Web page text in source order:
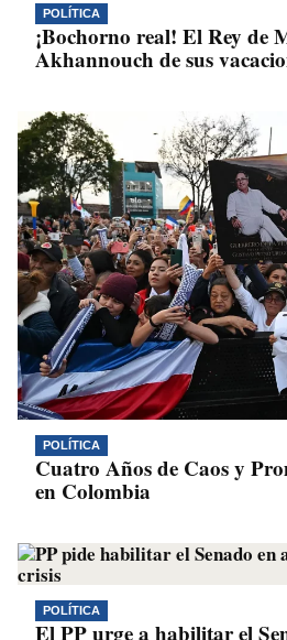
POLÍTICA
¡Bochorno real! El Rey de
Akhannouch de sus
POLÍTICA
Cuatro Años de Caos y
en Colombia
POLÍTICA
El PP urge a habilitar el